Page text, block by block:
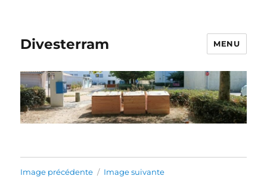
Divesterram MENU
Image précédente Image suivante